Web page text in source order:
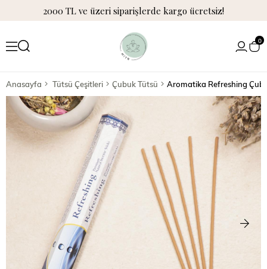
2000 TL ve üzeri siparişlerde kargo ücretsiz!
0
Anasayfa Tütsü Çeşitleri Çubuk Tütsü Aromatika Refreshing